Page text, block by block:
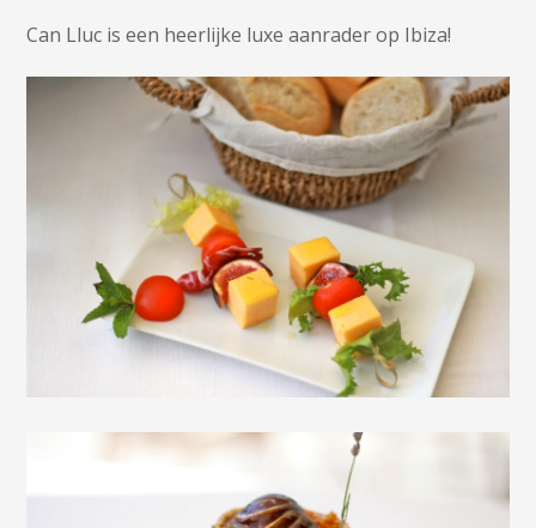
Can Lluc is een heerlijke luxe aanrader op Ibiza!